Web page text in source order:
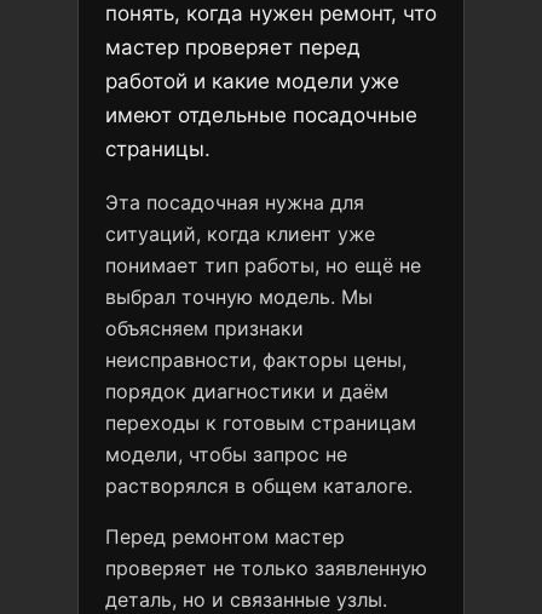
понять, когда нужен ремонт, что
мастер проверяет перед
работой и какие модели уже
имеют отдельные посадочные
страницы.
Эта посадочная нужна для
ситуаций, когда клиент уже
понимает тип работы, но ещё не
выбрал точную модель. Мы
объясняем признаки
неисправности, факторы цены,
порядок диагностики и даём
переходы к готовым страницам
модели, чтобы запрос не
растворялся в общем каталоге.
Перед ремонтом мастер
проверяет не только заявленную
деталь, но и связанные узлы.